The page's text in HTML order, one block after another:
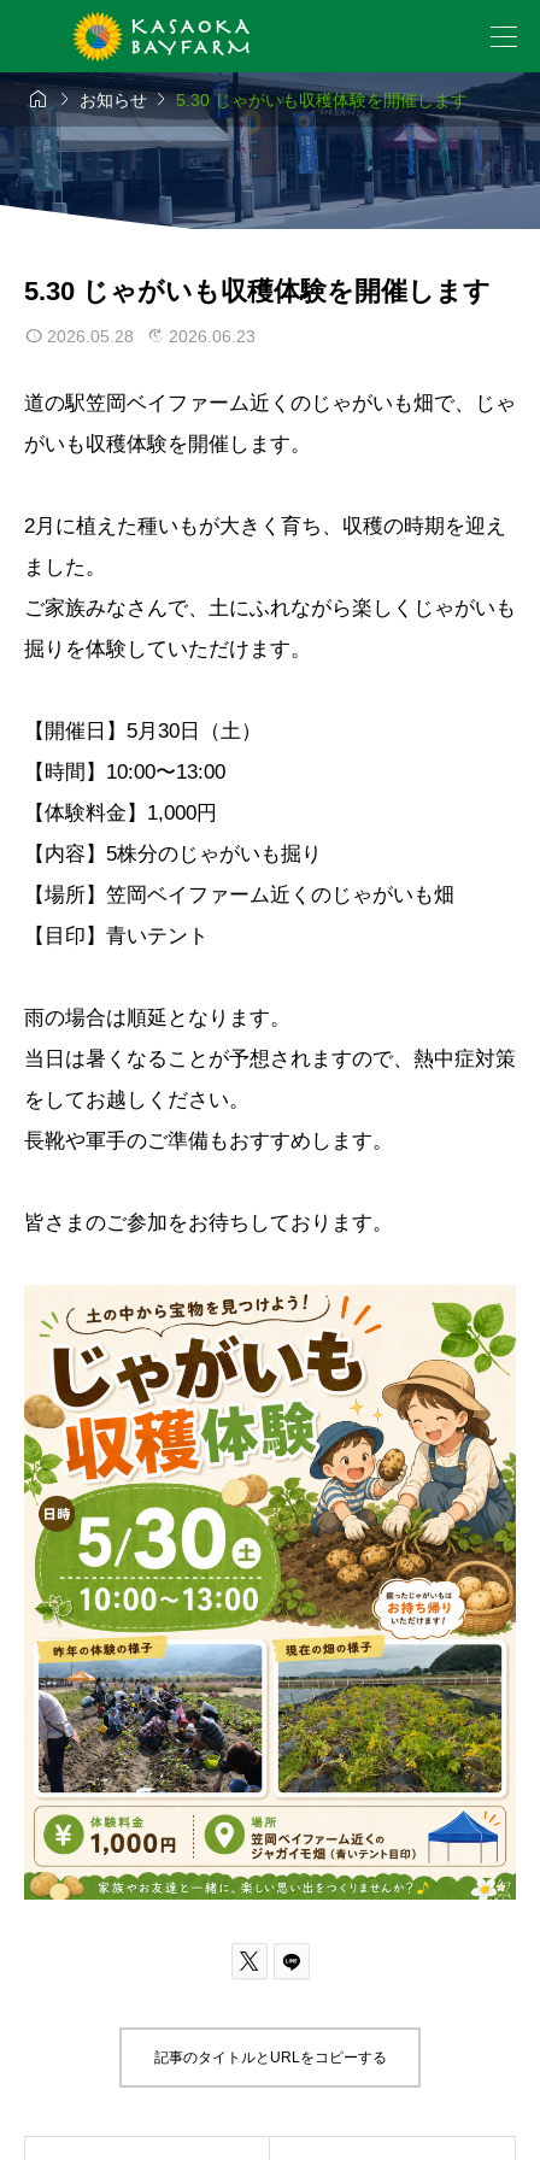
お知らせ5.30 じゃがいも収穫体験を開催します
5.30 じゃがいも収穫体験を開催します
2026.05.28 2026.06.23
道の駅笠岡ベイファーム近くのじゃがいも畑で、じゃ
がいも収穫体験を開催します。
2月に植えた種いもが大きく育ち、収穫の時期を迎え
ました。
ご家族みなさんで、土にふれながら楽しくじゃがいも
掘りを体験していただけます。
【開催日】5月30日（土）
【時間】10:00〜13:00
【体験料金】1,000円
【内容】5株分のじゃがいも掘り
【場所】笠岡ベイファーム近くのじゃがいも畑
【目印】青いテント
雨の場合は順延となります。
当日は暑くなることが予想されますので、熱中症対策
をしてお越しください。
長靴や軍手のご準備もおすすめします。
皆さまのご参加をお待ちしております。

記事のタイトルとURLをコピーする